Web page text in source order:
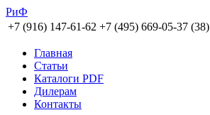
РиФ
+7 (916) 147-61-62 +7 (495) 669-05-37 (38)
Главная
Статьи
Каталоги PDF
Дилерам
Контакты